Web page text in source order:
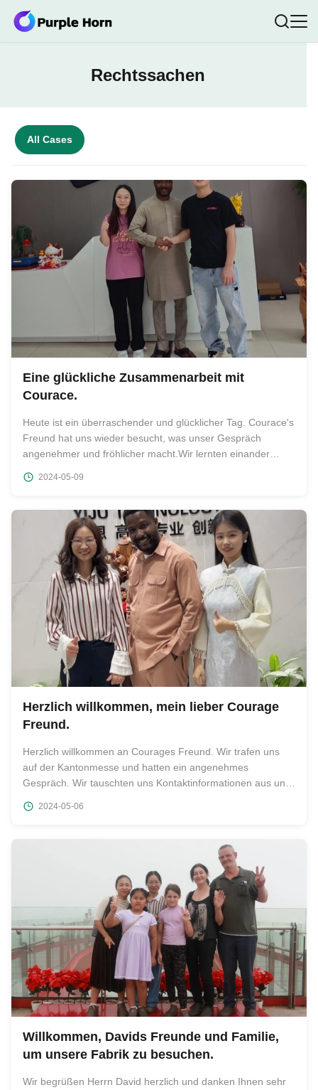
Rechtssachen
All Cases
Eine glückliche Zusammenarbeit mit
Courace.
Heute ist ein überraschender und glücklicher Tag. Courace's
Freund hat uns wieder besucht, was unser Gespräch
angenehmer und fröhlicher macht.Wir lernten einander
Einführung gibt es in Shenzhen einen großen elektronischen
2024-05-09
Herzlich willkommen, mein lieber Courage
Freund.
Herzlich willkommen an Courages Freund. Wir trafen uns
auf der Kantonmesse und hatten ein angenehmes
Gespräch. Wir tauschten uns Kontaktinformationen aus und
kommen.Er stimmte auch bereitwillig zu.. Dieser Tag war
2024-05-06
Willkommen, Davids Freunde und Familie,
um unsere Fabrik zu besuchen.
Wir begrüßen Herrn David herzlich und danken Ihnen sehr